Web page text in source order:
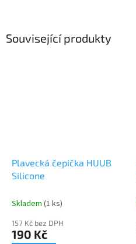
Související produkty
Plavecká čepička HUUB
Silicone
Skladem (1 ks)
157 Kč bez DPH
190 Kč